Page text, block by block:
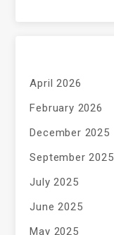
April 2026
February 2026
December 2025
September 2025
July 2025
June 2025
May 2025